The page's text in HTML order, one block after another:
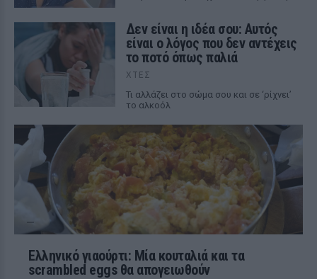
Δεν είναι η ιδέα σου: Αυτός
είναι ο λόγος που δεν αντέχεις
το ποτό όπως παλιά
ΧΤΕΣ
Τι αλλάζει στο σώμα σου και σε ‘ρίχνει’
το αλκοόλ
Ελληνικό γιαούρτι: Μία κουταλιά και τα
scrambled eggs θα απογειωθούν